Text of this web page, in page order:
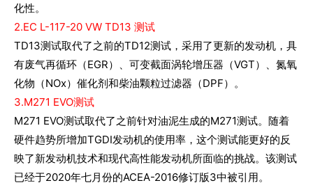
化性。
2.EC L-117-20 VW TD13 测试
TD13测试取代了之前的TD12测试，采用了更新的发动机，具
有废气再循环（EGR）、可变截面涡轮增压器（VGT）、氮氧
化物（NOx）催化剂和柴油颗粒过滤器（DPF）。
3.M271 EVO测试
M271 EVO测试取代了之前针对油泥生成的M271测试。随着
硬件趋势所增加TGDI发动机的使用率，这个测试能更好的反
映了新发动机技术和现代高性能发动机所面临的挑战。该测试
已经于2020年七月份的ACEA-2016修订版3中被引用。